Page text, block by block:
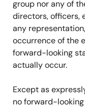
group nor any of
directors, officers,
any
occurrence of the
forward-looking
actually occur.
Except as
no forward-